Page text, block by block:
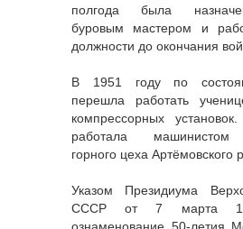
полгода была
буровым мастером и
должности до окончания
В 1951 году по
перешла работать
компрессорных
работала машинистом
горного цеха Артёмовского
Указом Президиума
СССР от 7 марта
ознаменование 50-летия